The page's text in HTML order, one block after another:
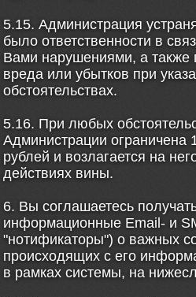
5.15. Администрация
было ответственности в
Вами нарушениями, а также
вреда или убытков при
обстоятельствах.
5.16. При любых
Администрации
рублей и возлагается на
действиях вины.
6. Вы соглашаетесь
информационные Email- и
"нотификаторы") о важных
происходящих с его
в рамках системы, на